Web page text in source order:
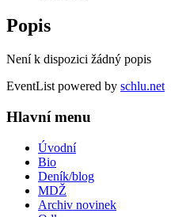
Popis
Není k dispozici žádný popis
EventList powered by schlu.net
Hlavní menu
Úvodní
Bio
Deník/blog
MDŽ
Archiv novinek